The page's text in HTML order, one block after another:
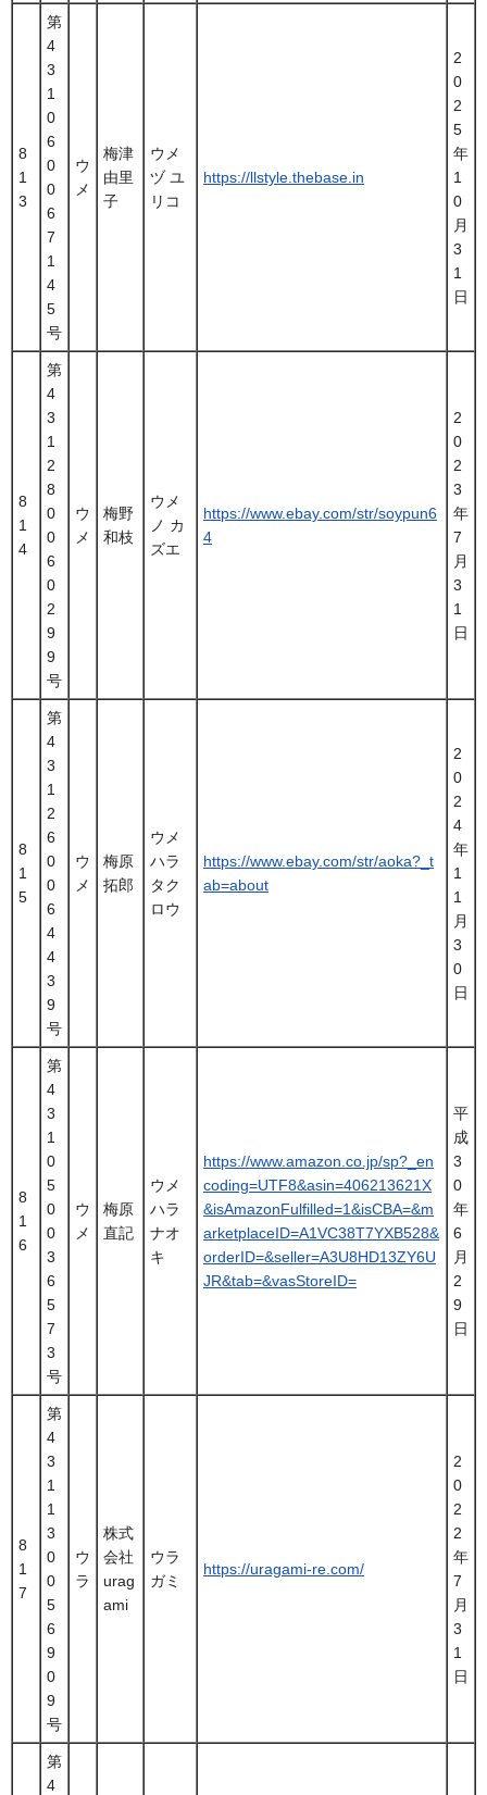
8
1
3
第
4
3
1
0
6
0
0
6
7
1
4
5
号
ウ
メ
梅津
由里
子
ウメ
ヅ ユ
リコ
https://llstyle.thebase.in
2
0
2
5
年
1
0
月
3
1
日
8
1
4
第
4
3
1
2
8
0
0
6
0
2
9
9
号
ウ
メ
梅野
和枝
ウメ
ノ カ
ズエ
https://www.ebay.com/str/soypun6
4
2
0
2
3
年
7
月
3
1
日
8
1
5
第
4
3
1
2
6
0
0
6
4
4
3
9
号
ウ
メ
梅原
拓郎
ウメ
ハラ
タク
ロウ
https://www.ebay.com/str/aoka?_t
ab=about
2
0
2
4
年
1
1
月
3
0
日
8
1
6
第
4
3
1
0
5
0
0
3
6
5
7
3
号
ウ
メ
梅原
直記
ウメ
ハラ
ナオ
キ
https://www.amazon.co.jp/sp?_en
coding=UTF8&asin=406213621X
&isAmazonFulfilled=1&isCBA=&m
arketplaceID=A1VC38T7YXB528&
orderID=&seller=A3U8HD13ZY6U
JR&tab=&vasStoreID=
平
成
3
0
年
6
月
2
9
日
8
1
7
第
4
3
1
1
3
0
0
5
6
9
0
9
号
ウ
ラ
株式
会社
urag
ami
ウラ
ガミ
https://uragami-re.com/
2
0
2
2
年
7
月
3
1
日
第
4